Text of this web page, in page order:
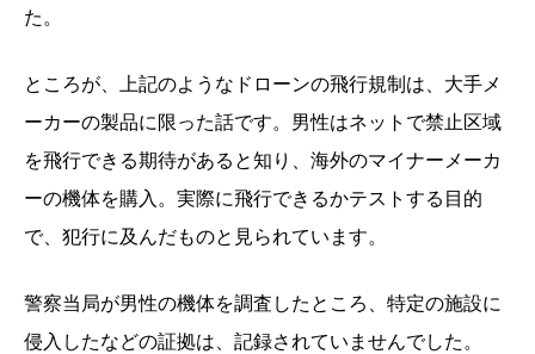
た。
ところが、上記のようなドローンの飛行規制は、大手メ
ーカーの製品に限った話です。男性はネットで禁止区域
を飛行できる期待があると知り、海外のマイナーメーカ
ーの機体を購入。実際に飛行できるかテストする目的
で、犯行に及んだものと見られています。
警察当局が男性の機体を調査したところ、特定の施設に
侵入したなどの証拠は、記録されていませんでした。